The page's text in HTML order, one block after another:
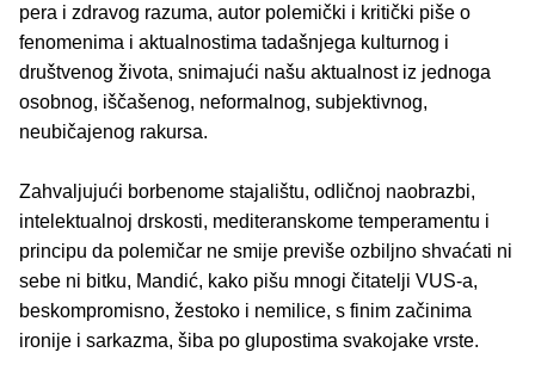
pera i zdravog razuma, autor polemički i kritički piše o
fenomenima i aktualnostima tadašnjega kulturnog i
društvenog života, snimajući našu aktualnost iz jednoga
osobnog, iščašenog, neformalnog, subjektivnog,
neubičajenog rakursa.
Zahvaljujući borbenome stajalištu, odličnoj naobrazbi,
intelektualnoj drskosti, mediteranskome temperamentu i
principu da polemičar ne smije previše ozbiljno shvaćati ni
sebe ni bitku, Mandić, kako pišu mnogi čitatelji VUS-a,
beskompromisno, žestoko i nemilice, s finim začinima
ironije i sarkazma, šiba po glupostima svakojake vrste.